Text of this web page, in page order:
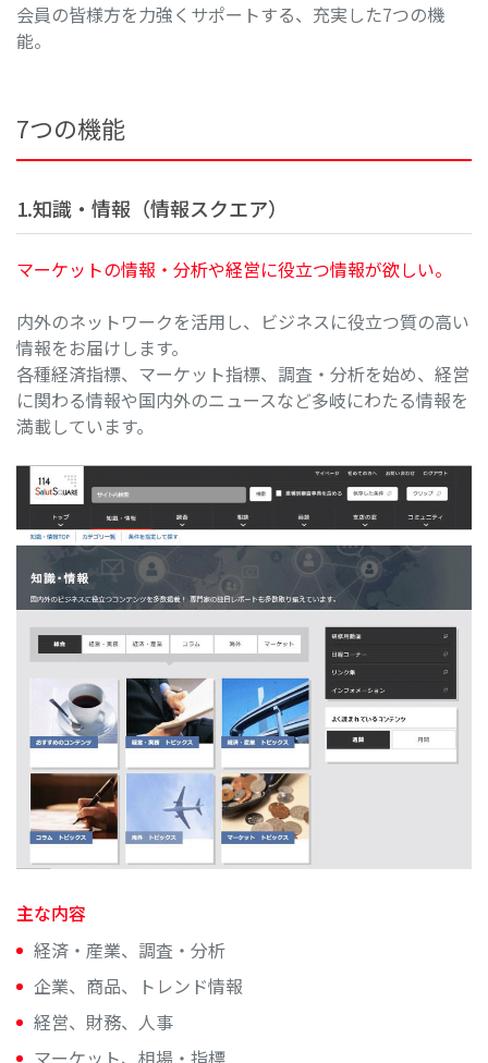
会員の皆様方を力強くサポートする、充実した7つの機
能。
7つの機能
1.知識・情報（情報スクエア）
マーケットの情報・分析や経営に役立つ情報が欲しい。
内外のネットワークを活用し、ビジネスに役立つ質の高い
情報をお届けします。
各種経済指標、マーケット指標、調査・分析を始め、経営
に関わる情報や国内外のニュースなど多岐にわたる情報を
満載しています。
主な内容
経済・産業、調査・分析
企業、商品、トレンド情報
経営、財務、人事
マーケット、相場・指標